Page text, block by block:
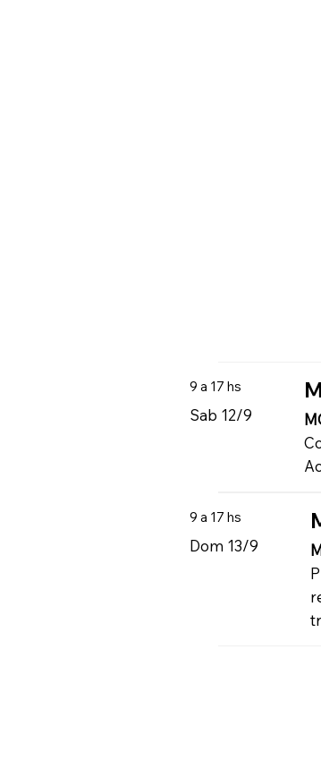
9 a 17 hs
Sab 12/9
9 a 17 hs
Dom 13/9